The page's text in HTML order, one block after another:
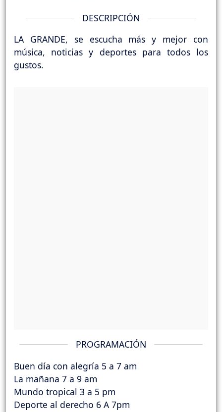
DESCRIPCIÓN
LA GRANDE, se escucha más y mejor con
música, noticias y deportes para todos los
gustos.
PROGRAMACIÓN
Buen día con alegría 5 a 7 am
La mañana 7 a 9 am
Mundo tropical 3 a 5 pm
Deporte al derecho 6 A 7pm